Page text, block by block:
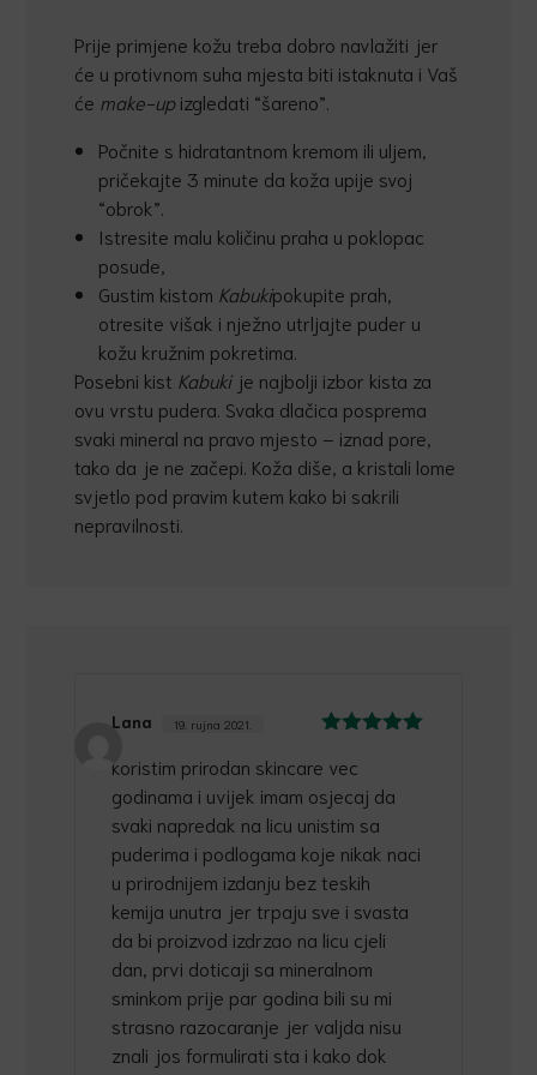
Prije primjene kožu treba dobro navlažiti jer
će u protivnom suha mjesta biti istaknuta i Vaš
će make-upizgledati “šareno”.
Počnite s hidratantnom kremom ili uljem,
pričekajte 3 minute da koža upije svoj
“obrok”.
Istresite malu količinu praha u poklopac
posude,
Gustim kistom Kabukipokupite prah,
otresite višak i nježno utrljajte puder u
kožu kružnim pokretima.
Posebni kist Kabukije najbolji izbor kista za
ovu vrstu pudera. Svaka dlačica posprema
svaki mineral na pravo mjesto – iznad pore,
tako da je ne začepi. Koža diše, a kristali lome
svjetlo pod pravim kutem kako bi sakrili
nepravilnosti.
od 5
Lana 19. rujna 2021.
koristim prirodan skincare vec
godinama i uvijek imam osjecaj da
svaki napredak na licu unistim sa
puderima i podlogama koje nikak naci
u prirodnijem izdanju bez teskih
kemija unutra jer trpaju sve i svasta
da bi proizvod izdrzao na licu cjeli
dan, prvi doticaji sa mineralnom
sminkom prije par godina bili su mi
strasno razocaranje jer valjda nisu
znali jos formulirati sta i kako dok